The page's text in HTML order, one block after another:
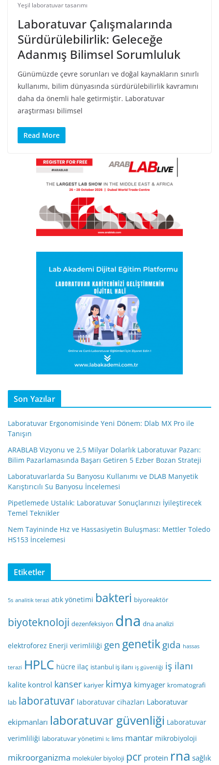
Yeşil laboratuvar tasarımı
Laboratuvar Çalışmalarında
Sürdürülebilirlik: Geleceğe
Adanmış Bilimsel Sorumluluk
Günümüzde çevre sorunları ve doğal kaynakların sınırlı
kullanımı, bilim dünyasında sürdürülebilirlik kavramını
daha da önemli hale getirmiştir. Laboratuvar
araştırması bilimsel
Read More
Son Yazılar
Laboratuvar Ergonomisinde Yeni Dönem: Dlab MX Pro ile
Tanışın
ARABLAB Vizyonu ve 2,5 Milyar Dolarlık Laboratuvar Pazarı:
Bilim Pazarlamasında Başarı Getiren 5 Ezber Bozan Strateji
Laboratuvarlarda Su Banyosu Kullanımı ve DLAB Manyetik
Karıştırıcılı Su Banyosu İncelemesi
Pipetlemede Ustalık: Laboratuvar Sonuçlarınızı İyileştirecek
Temel Teknikler
Nem Tayininde Hız ve Hassasiyetin Buluşması: Mettler Toledo
HS153 İncelemesi
Etiketler
5s analitik terazi atık yönetimi bakteri biyoreaktör
biyoteknoloji dezenfeksiyon dna dna analizi
elektroforez Enerji verimliliği gen genetikgıda hassas
terazi HPLC hücre ilaç istanbul iş ilanı iş güvenliği iş ilanı
kalite kontrol kanser kariyer kimya kimyager kromatografi
lab laboratuvar laboratuvar cihazları Laboratuvar
ekipmanları laboratuvar güvenliği Laboratuvar
verimliliği laboratuvar yönetimi lc lims mantar mikrobiyoloji
mikroorganizma moleküler biyoloji pcr protein rna sağlık